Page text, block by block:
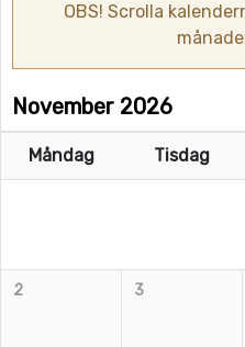
OBS! Scrolla
November 2026
Måndag Tisdag
2 3